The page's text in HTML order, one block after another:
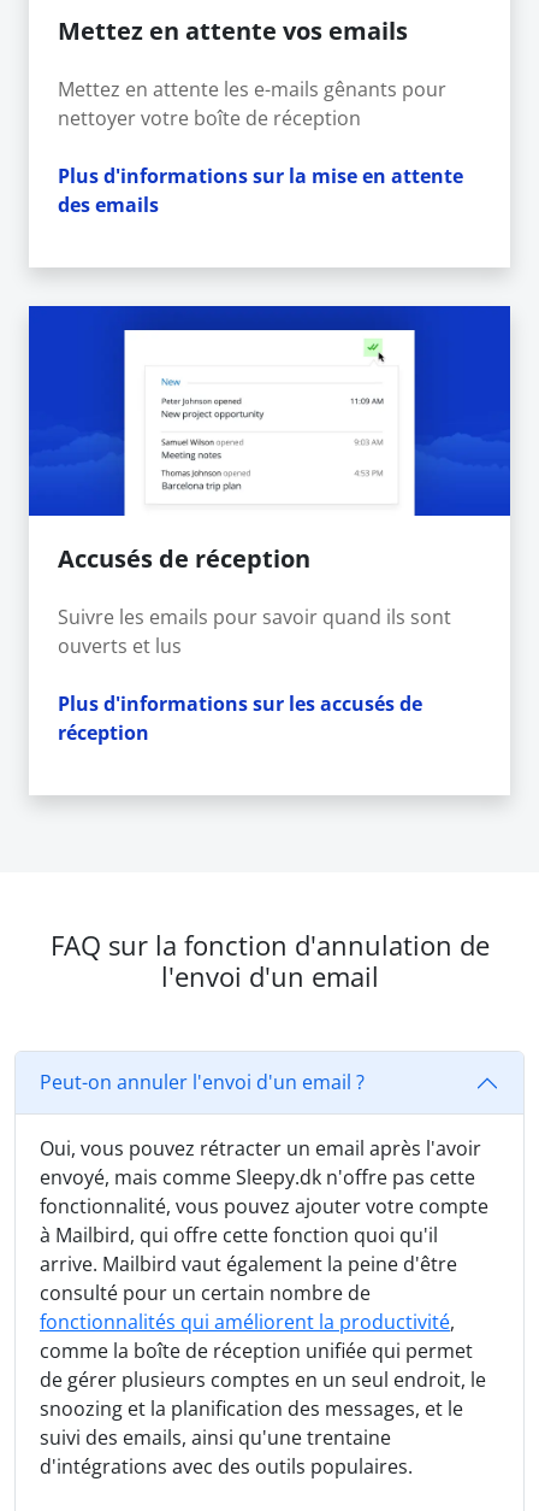
Mettez en attente vos emails
Mettez en attente les e-mails gênants pour
nettoyer votre boîte de réception
Plus d'informations sur la mise en attente
des emails
Accusés de réception
Suivre les emails pour savoir quand ils sont
ouverts et lus
Plus d'informations sur les accusés de
réception
FAQ sur la fonction d'annulation de
l'envoi d'un email
Peut-on annuler l'envoi d'un email ?
Oui, vous pouvez rétracter un email après l'avoir
envoyé, mais comme Sleepy.dk n'offre pas cette
fonctionnalité, vous pouvez ajouter votre compte
à Mailbird, qui offre cette fonction quoi qu'il
arrive. Mailbird vaut également la peine d'être
consulté pour un certain nombre de
fonctionnalités qui améliorent la productivité,
comme la boîte de réception unifiée qui permet
de gérer plusieurs comptes en un seul endroit, le
snoozing et la planification des messages, et le
suivi des emails, ainsi qu'une trentaine
d'intégrations avec des outils populaires.